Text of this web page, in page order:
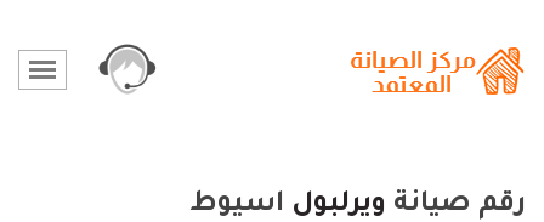
رقم صيانة ويرلبول اسيوط